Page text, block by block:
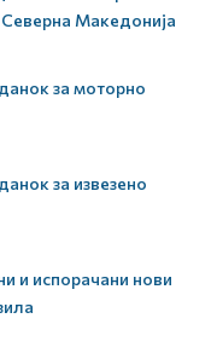
Македонија
за моторно
за извезено
и испорачани нови